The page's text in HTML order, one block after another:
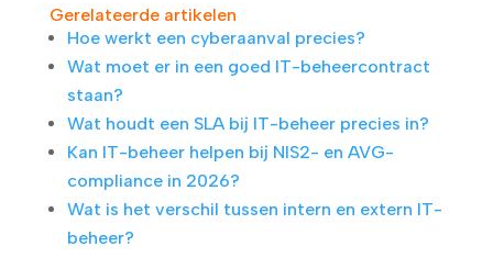
Gerelateerde artikelen
Hoe werkt een cyberaanval precies?
Wat moet er in een goed IT-beheercontract
staan?
Wat houdt een SLA bij IT-beheer precies in?
Kan IT-beheer helpen bij NIS2- en AVG-
compliance in 2026?
Wat is het verschil tussen intern en extern IT-
beheer?